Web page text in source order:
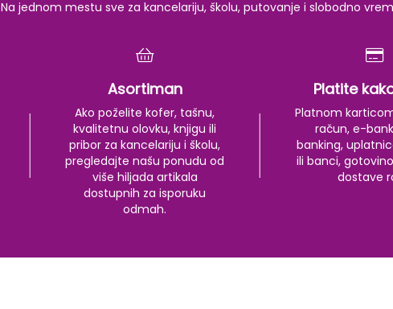
Na jednom mestu sve za kancelariju, školu, putovanje i slobodno
Asortiman
Ako poželite kofer, tašnu,
kvalitetnu olovku, knjigu ili
pribor za kancelariju i školu,
pregledajte našu ponudu od
više hiljada artikala
dostupnih za isporuku
odmah.
Platite
Platnom
račun, e-
banking,
ili banci,
dostave